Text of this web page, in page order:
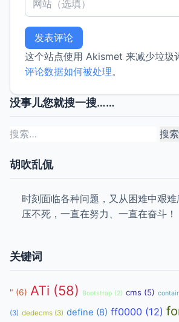
这个站点使用 Akismet 来减少垃圾
评论数据如何被处理。
没事儿您就搜一搜……
搜
胡吹乱侃
时刻面临各种问题，又从困难中艰难
压不死，一直在努力、一直在奋斗！
关键词
" (6) ATi (58) Bootstrap (2) cms (5)
(3) dedecms (3) define (8) ff0000 (12)